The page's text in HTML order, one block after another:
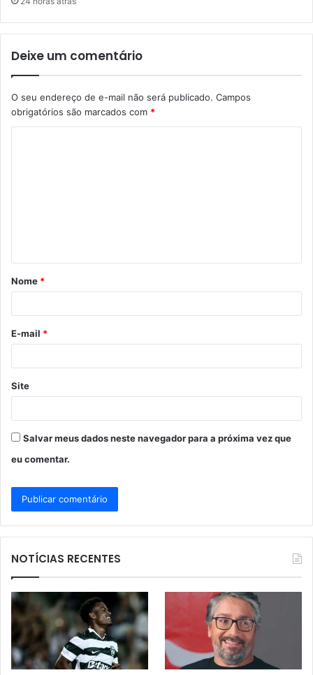
Deixe um comentário
O seu endereço de e-mail não será publicado. Campos
obrigatórios são marcados com *
á
r
*
Nome *
E-mail *
Site
Salvar meus dados neste navegador para a próxima vez que
eu comentar.
NOTÍCIAS RECENTES